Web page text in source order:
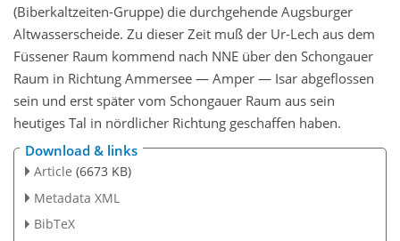
(Biberkaltzeiten-Gruppe) die durchgehende Augsburger
Altwasserscheide. Zu dieser Zeit muß der Ur-Lech aus dem
Füssener Raum kommend nach NNE über den Schongauer
Raum in Richtung Ammersee — Amper — Isar abgeflossen
sein und erst später vom Schongauer Raum aus sein
heutiges Tal in nördlicher Richtung geschaffen haben.
Download & links
Article (6673 KB)
Metadata XML
BibTeX